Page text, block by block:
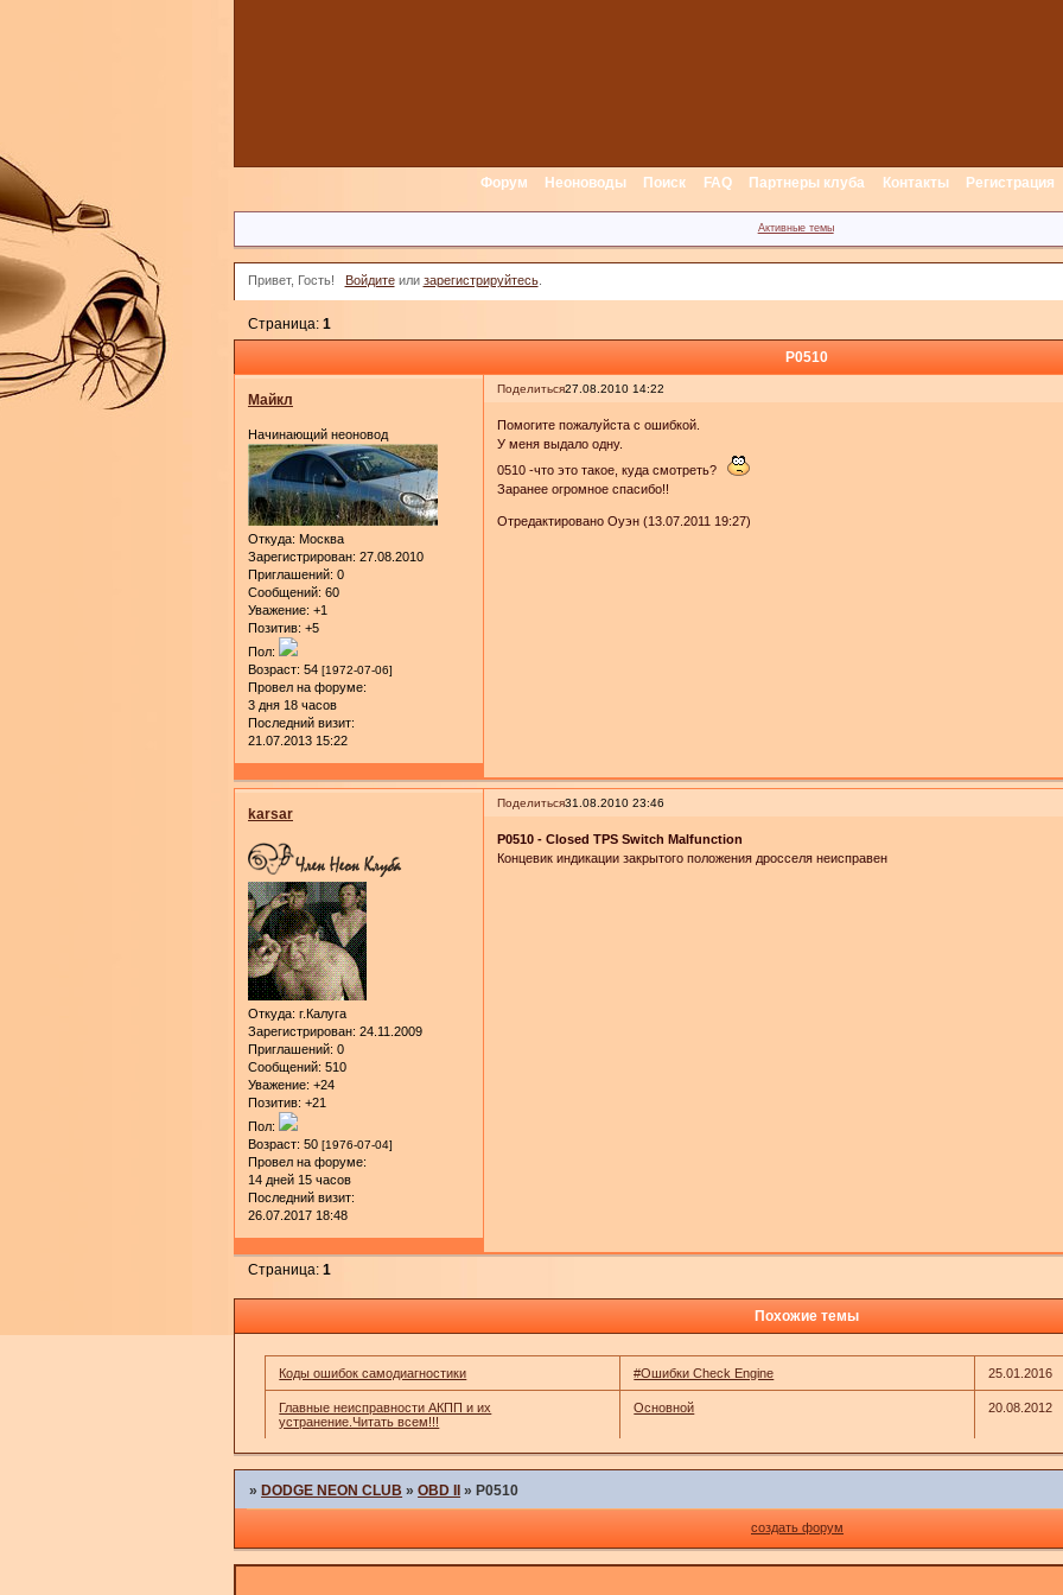
Форум Неоноводы Поиск FAQ Партнеры клуба Контакты Регистрация
Активные темы
Привет, Гость! Войдитеили зарегистрируйтесь.
P0510
Страница:1
Поделиться27.08.2010 14:22
Майкл
Начинающий неоновод
Откуда: Москва
Зарегистрирован: 27.08.2010
Приглашений: 0
Сообщений: 60
Уважение: +1
Позитив: +5
Пол:
Возраст: 54 [1972-07-06]
Провел на форуме:
3 дня 18 часов
Последний визит:
21.07.2013 15:22
Помогите пожалуйста с ошибкой.
У меня выдало одну.
0510 -что это такое, куда смотреть?
Заранее огромное спасибо!!
Отредактировано Оуэн (13.07.2011 19:27)
Поделиться31.08.2010 23:46
karsar
Откуда: г.Калуга
Зарегистрирован: 24.11.2009
Приглашений: 0
Сообщений: 510
Уважение: +24
Позитив: +21
Пол:
Возраст: 50 [1976-07-04]
Провел на форуме:
14 дней 15 часов
Последний визит:
26.07.2017 18:48
P0510 - Closed TPS Switch Malfunction
Концевик индикации закрытого положения дросселя неисправен
Страница:1
Похожие темы
Коды ошибок самодиагностики #Ошибки Check Engine 25.01.2016
Главные неисправности АКПП и их
устранение.Читать всем!!!
Основной 20.08.2012
» DODGE NEON CLUB »OBD II » P0510
создать форум